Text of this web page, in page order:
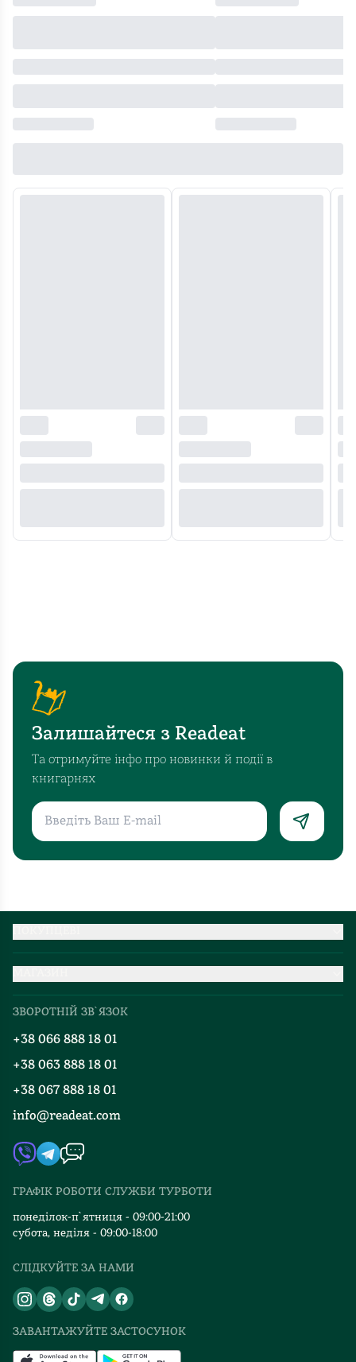
Залишайтеся з Readeat
Та отримуйте інфо про новинки й події в
книгарнях
Про нас
Добірки
Блог
Події
Книгарні
Контакти
Автори
Видавництва
Відгуки та оцінка RDT
Партнерство
ЗВОРОТНІЙ ЗВ`ЯЗОК
+38 066 888 18 01
+38 063 888 18 01
+38 067 888 18 01
info@readeat.com
ГРАФІК РОБОТИ СЛУЖБИ ТУРБОТИ
понеділок-п`ятниця - 09:00-21:00
субота, неділя - 09:00-18:00
СЛІДКУЙТЕ ЗА НАМИ
ЗАВАНТАЖУЙТЕ ЗАСТОСУНОК